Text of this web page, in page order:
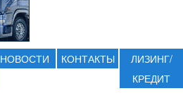
НОВОСТИ КОНТАКТЫ
ЛИЗИНГ/
КРЕДИТ